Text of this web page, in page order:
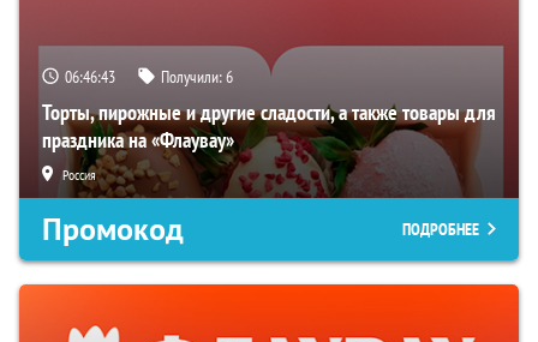
06:46:42 Получили:6
Торты, пирожные и другие сладости, а также товары для
праздника на «Флаувау»
Россия
Промокод ПОДРОБНЕЕ